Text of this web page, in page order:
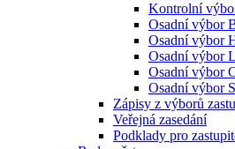
Kontrolní
Osadní výbor
Osadní výbor
Osadní výbor
Osadní výbor
Osadní výbor
Zápisy z výborů
Veřejná zasedání
Podklady pro